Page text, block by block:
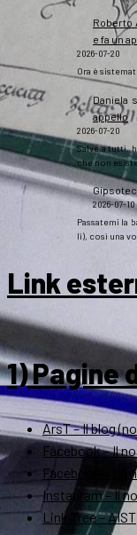
Roberto
e fa un
2026-07-20
Ora è
Daniela
appello
2026-07-20
Salve a tutti,
che non
2026-07-10
Passatemi la
lì), così una
Link
1) Pagine
ArsT – Il blog
Facebook – Il
Facebook – La
Instagram – Il
Link Tree – AIST